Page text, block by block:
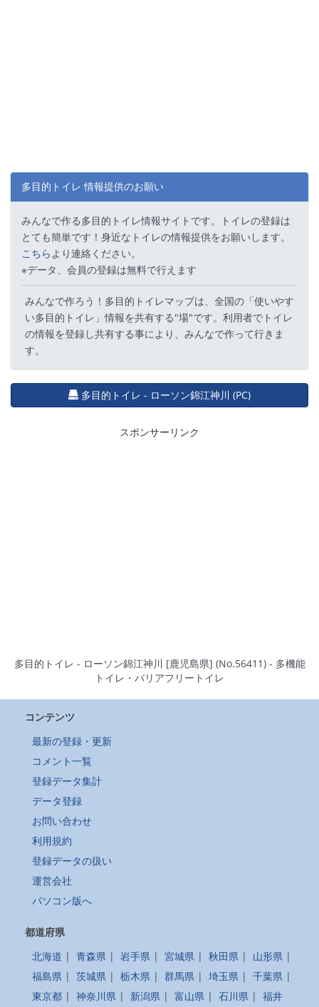
多目的トイレ 情報提供のお願い
みんなで作る多目的トイレ情報サイトです。トイレの登録は
とても簡単です！身近なトイレの情報提供をお願いします。
こちらより連絡ください。
※データ、会員の登録は無料で行えます
みんなで作ろう！多目的トイレマップは、全国の「使いやす
い多目的トイレ」情報を共有する"場"です。利用者でトイレ
の情報を登録し共有する事により、みんなで作って行きま
す。
多目的トイレ - ローソン錦江神川 (PC)
スポンサーリンク
多目的トイレ - ローソン錦江神川 [鹿児島県] (No.56411) - 多機能
トイレ・バリアフリートイレ
コンテンツ
最新の登録・更新
コメント一覧
登録データ集計
データ登録
お問い合わせ
利用規約
登録データの扱い
運営会社
パソコン版へ
都道府県
北海道 | 青森県 | 岩手県 | 宮城県 | 秋田県 | 山形県 |
福島県 | 茨城県 | 栃木県 | 群馬県 | 埼玉県 | 千葉県 |
東京都 | 神奈川県 | 新潟県 | 富山県 | 石川県 | 福井